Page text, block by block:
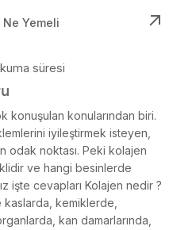
Ne Yemeli
süresi
konuşulan konularından biri.
iyileştirmek isteyen,
odak noktası. Peki kolajen
ve hangi besinlerde
işte cevapları Kolajen nedir ?
kemiklerde,
kan damarlarında,